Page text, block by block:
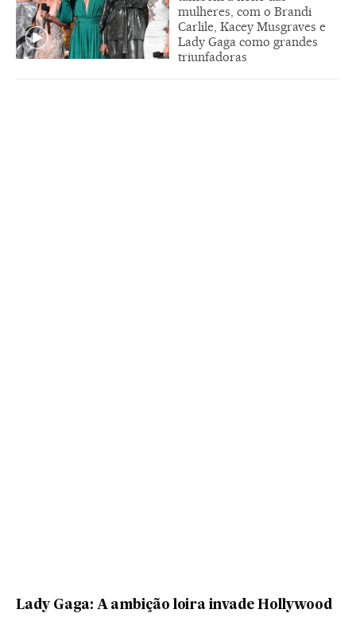
mulheres, com o Brandi
Carlile, Kacey Musgraves e
Lady Gaga como grandes
triunfadoras
Lady Gaga: A ambição loira invade Hollywood